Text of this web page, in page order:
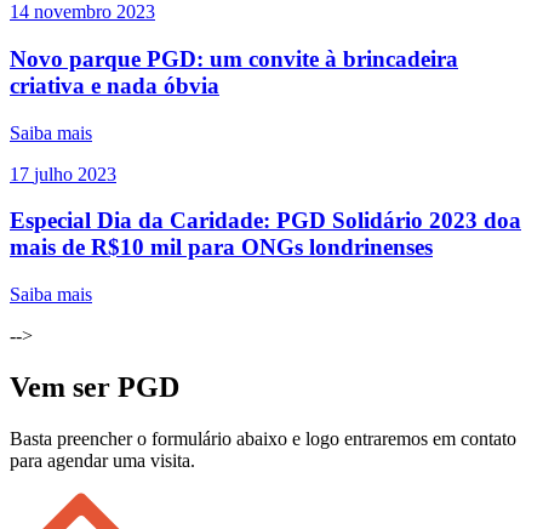
14 novembro 2023
Novo parque PGD: um convite à brincadeira
criativa e nada óbvia
Saiba mais
17 julho 2023
Especial Dia da Caridade: PGD Solidário 2023 doa
mais de R$10 mil para ONGs londrinenses
Saiba mais
-->
Vem ser PGD
Basta preencher o formulário abaixo e logo entraremos em contato
para agendar uma visita.